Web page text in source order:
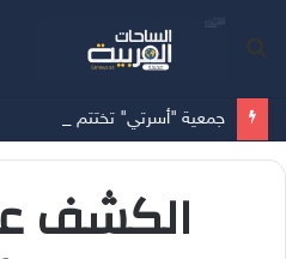
الكشف